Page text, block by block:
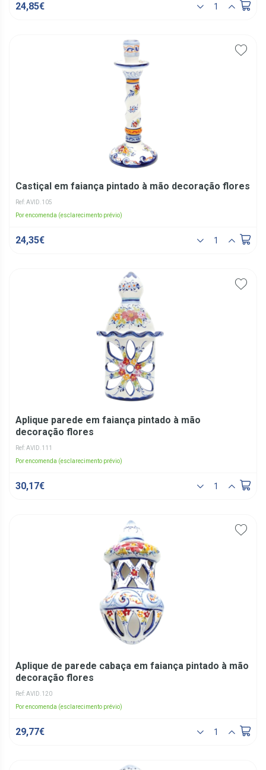
24,85€
Castiçal em faiança pintado à mão decoração flores
Ref: AVID.105
Por encomenda (esclarecimento prévio)
24,35€
Aplique parede em faiança pintado à mão
decoração flores
Ref: AVID.111
Por encomenda (esclarecimento prévio)
30,17€
Aplique de parede cabaça em faiança pintado à mão
decoração flores
Ref: AVID.120
Por encomenda (esclarecimento prévio)
29,77€